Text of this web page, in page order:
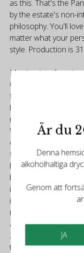
as this. That's the
by the estate's non-
philosophy. You'll
matter what your
style. Production is
My absolute favorite
Castello dei
fortune to drink at
last year. I remember
review it again, it
With that profound
optimistic toward this
from Maurizia di
historic estate has
biodynamic methods
in Italy to do so. In
inconsistencies along
reviewed and adored
artisanal
2006 d'Alceo, I
today.
Är du
Denna
alkoholhaltiga
Genom att
JA